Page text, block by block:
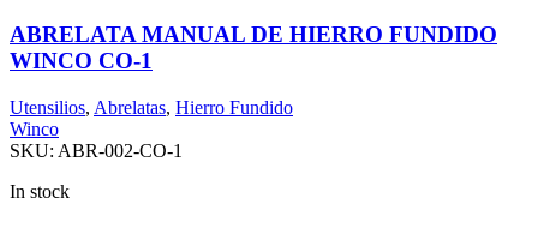
ABRELATA MANUAL DE HIERRO FUNDIDO
WINCO CO-1
Utensilios, Abrelatas, Hierro Fundido
Winco
SKU: ABR-002-CO-1
In stock